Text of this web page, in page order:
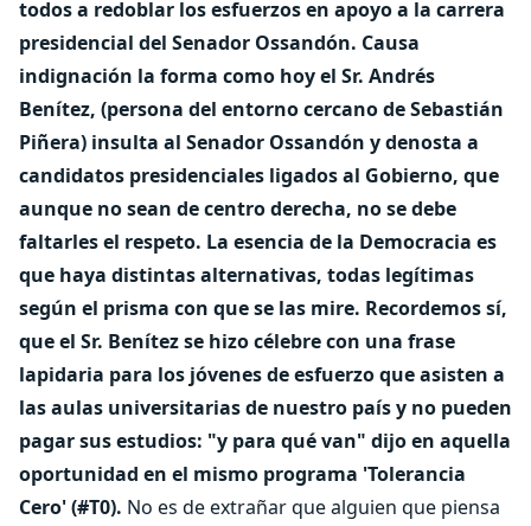
todos a redoblar los esfuerzos en apoyo a la carrera
presidencial del Senador Ossandón. Causa
indignación la forma como hoy el Sr. Andrés
Benítez, (persona del entorno cercano de Sebastián
Piñera) insulta al Senador Ossandón y denosta a
candidatos presidenciales ligados al Gobierno, que
aunque no sean de centro derecha, no se debe
faltarles el respeto. La esencia de la Democracia es
que haya distintas alternativas, todas legítimas
según el prisma con que se las mire. Recordemos sí,
que el Sr. Benítez se hizo célebre con una frase
lapidaria para los jóvenes de esfuerzo que asisten a
las aulas universitarias de nuestro país y no pueden
pagar sus estudios: "y para qué van" dijo en aquella
oportunidad en el mismo programa 'Tolerancia
Cero' (#T0). No es de extrañar que alguien que piensa